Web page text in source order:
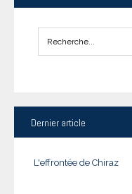
Dernier article
L'effrontée de Chiraz